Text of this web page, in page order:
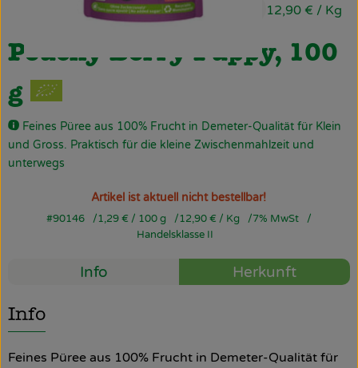
Naturwaren
Getränke
Drogerie
Firmenkunden
So geht’s
Rezepte
Pouchy Berry Puppy, 100
g
Feines Püree aus 100% Frucht in Demeter-Qualität für Klein
und Gross. Praktisch für die kleine Zwischenmahlzeit und
unterwegs
1,29 € 12,90 € / Kg
Artikel ist aktuell nicht bestellbar!
#90146 1,29 € / 100 g 12,90 € / Kg
7% MwSt
Handelsklasse II
Info Herkunft
Info
Feines Püree aus 100% Frucht in Demeter-Qualität für